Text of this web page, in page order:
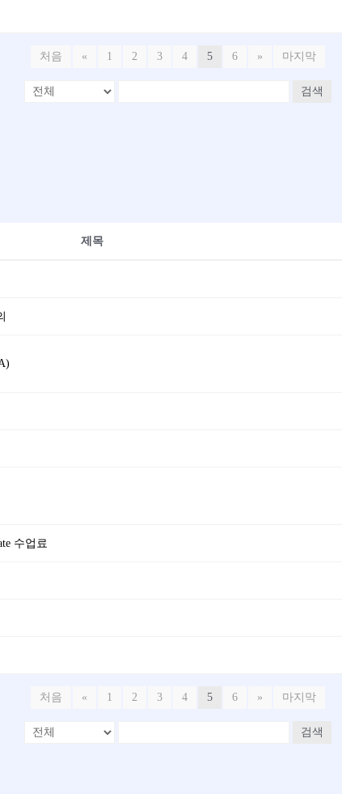
처음 « 1 2 3 4 5 6 » 마지막
검색
제목
수업료
처음 « 1 2 3 4 5 6 » 마지막
검색